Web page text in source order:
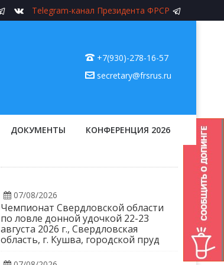
Telegram-канал Президента ФРСР
+7(930)-278-16-57
secretary@frsrus.ru
ДОКУМЕНТЫ КОНФЕРЕНЦИЯ 2026
07/08/2026
Чемпионат Свердловской области
по ловле донной удочкой 22-23
августа 2026 г., Свердловская
область, г. Кушва, городской пруд